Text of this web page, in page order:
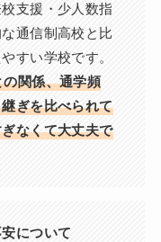
支援・少人数指
通信制高校と比
すい学校です。
関係、通学頻
ぎを比べられて
なくて大丈夫で
について